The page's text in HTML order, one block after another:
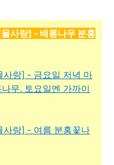
사랑] - 배롱나무 분홍
랑] - 금요일 저녁 마
무. 토요일엔 가까이
랑] - 여름 분홍꽃나